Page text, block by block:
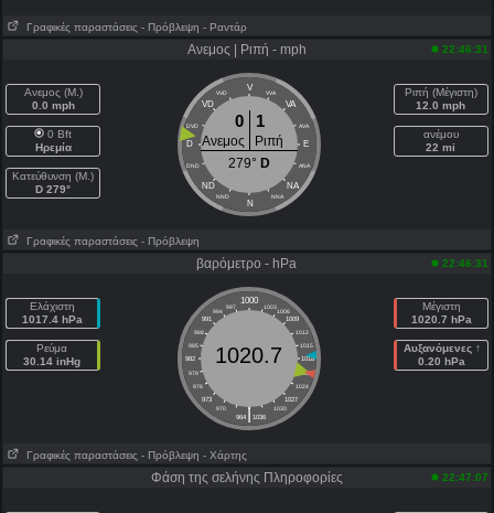
Γραφικές παραστάσεις - Πρόβλεψη - Ραντάρ
Ανεμος | Ριπή - mph 22:46:31
Ανεμος (Μ.)
0.0 mph
0 Bft
Ηρεμία
Κατεύθυνση (Μ.)
D 279°
V
VVD VVA
VD VA
DVD AVA
D E
DND ANA
ND NA
NND NNA
N
0 1
Ανεμος
Ριπή
279° D
Ριπή (Μέγιστη)
12.0 mph
ανέμου
22 mi
Γραφικές παραστάσεις - Πρόβλεψη
βαρόμετρο - hPa 22:46:31
Ελάχιστη
1017.4 hPa
Ρεύμα
30.14 inHg
1000
997 1003
994
1006
991
1009
988
1012
985
1015
982
1018
979
1021
976
1024
973
1027
970
1030
|
964 1036
1020.7
Μέγιστη
1020.7 hPa
Αυξανόμενες ↑
0.20 hPa
Γραφικές παραστάσεις - Πρόβλεψη - Χάρτης
Φάση της σελήνης Πληροφορίες 22:47:07